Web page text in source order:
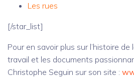
Les rues
[/star_list]
Pour en savoir plus sur l’histoire de
travail et les documents
Christophe Seguin sur son site :